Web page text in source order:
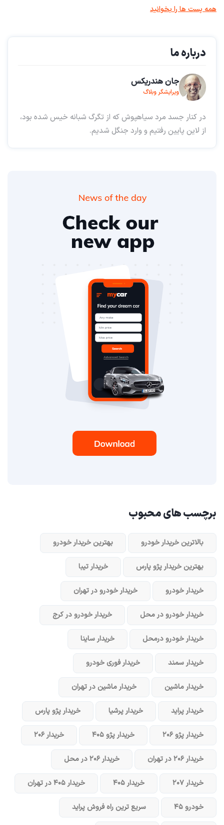
همه پست ها را بخوانید
درباره ما
جان هندریکس
ویرایشگر وبلاگ
در کنار جسد مرد سیاهپوش که از تگرگ شبانه خیس شده بود،
از لاین پایین رفتیم و وارد جنگل شدیم.
برچسب های محبوب
بالاترین خریدار خودرو بهترین خریدار خودرو
بهترین خریدار پژو پارس خریدار تیبا
خریدار خودرو خریدار خودرو در تهران
خریدار خودرو در محل خریدار خودرو در کرج
خریدار خودرو در‌محل خریدار ساینا
خریدار سمند خریدار فوری خودرو
خریدار ماشین خریدار ماشین در تهران
خریدار پراید خریدار پرشیا خریدار پژو پارس
خریدار پژو ۲۰۶ خریدار پژو ۴۰۵ خریدار ۲۰۶
خریدار ۲۰۶ در تهران خریدار ۲۰۶ در محل
خریدار ۲۰۷ خریدار ۴۰۵ خریدار ۴۰۵ در تهران
خودرو ۴۵ سریع ترین راه فروش پراید